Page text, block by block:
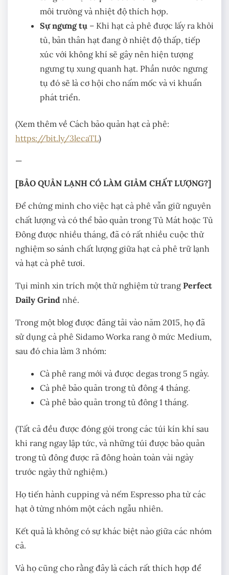
môi trường và nhiệt độ thích hợp.
Sự ngưng tụ – Khi hạt cà phê được lấy ra khỏi
tủ, bản thân hạt đang ở nhiệt độ thấp, tiếp
xúc với không khí sẽ gây nên hiện tượng
ngưng tụ xung quanh hạt. Phần nước ngưng
tụ đó sẽ là cơ hội cho nấm mốc và vi khuẩn
phát triển.
(Xem thêm về Cách bảo quản hạt cà phê:
https://bit.ly/3lecaTL)
—
[BẢO QUẢN LẠNH CÓ LÀM GIẢM CHẤT LƯỢNG?]
Để chứng minh cho việc hạt cà phê vẫn giữ nguyên
chất lượng và có thể bảo quản trong Tủ Mát hoặc Tủ
Đông được nhiều tháng, đã có rất nhiều cuộc thử
nghiệm so sánh chất lượng giữa hạt cà phê trữ lạnh
và hạt cà phê tươi.
Tụi mình xin trích một thử nghiệm từ trang Perfect
Daily Grind nhé.
Trong một blog được đăng tải vào năm 2015, họ đã
sử dụng cà phê Sidamo Worka rang ở mức Medium,
sau đó chia làm 3 nhóm:
Cà phê rang mới và được degas trong 5 ngày.
Cà phê bảo quản trong tủ đông 4 tháng.
Cà phê bảo quản trong tủ đông 1 tháng.
(Tất cả đều được đóng gói trong các túi kín khí sau
khi rang ngay lập tức, và những túi được bảo quản
trong tủ đông được rã đông hoàn toàn vài ngày
trước ngày thử nghiệm.)
Họ tiến hành cupping và nếm Espresso pha từ các
hạt ở từng nhóm một cách ngẫu nhiên.
Kết quả là không có sự khác biệt nào giữa các nhóm
cả.
Và họ cũng cho rằng đây là cách rất thích hợp để